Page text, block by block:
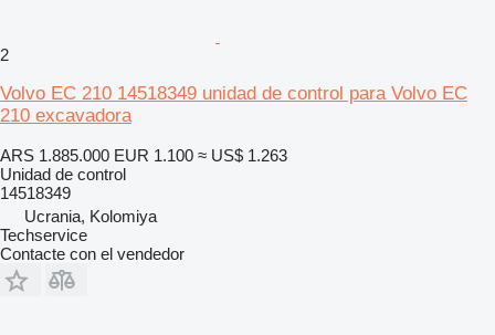
2
Volvo EC 210 14518349 unidad de control para Volvo EC
210 excavadora
ARS 1.885.000 EUR 1.100 ≈ US$ 1.263
Unidad de control
14518349
Ucrania, Kolomiya
Techservice
Contacte con el vendedor